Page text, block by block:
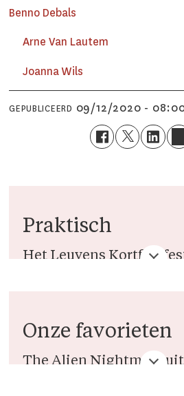
Benno Debals
Arne Van Lautem
Joanna Wils
GEPUBLICEERD 09/12/2020 -
Praktisch
Het Leuvens
programmauitgewerkt.
Geïnteresseerde kijkers
Onze favorieten
The Alien Nightmare